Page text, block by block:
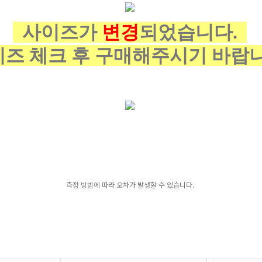
사이즈가 변경되었습니다.
체크 후 구매해주시기 바랍
측정 방법에 따라 오차가 발생할 수 있습니다.